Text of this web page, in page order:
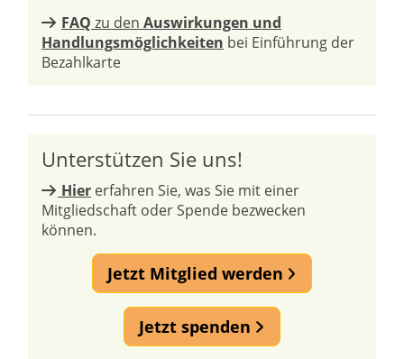
FAQ zu den Auswirkungen und
Handlungsmöglichkeiten bei Einführung der
Bezahlkarte
Unterstützen Sie uns!
Hier erfahren Sie, was Sie mit einer
Mitgliedschaft oder Spende bezwecken
können.
Jetzt Mitglied werden
Jetzt spenden